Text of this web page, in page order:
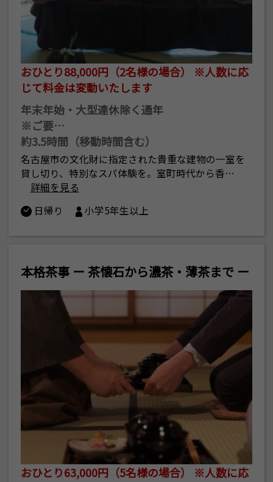
おひとり88,000円（2名様の場合） ※人数に応
じて料金は変動いたします
年末年始・大型連休除く通年
※ご要…
約3.5時間（移動時間含む）
名古屋市の文化財に指定された貴重な建物の一室を
貸し切り、特別なスパ体験を。室町時代から香…
詳細を見る
日帰り
小学5年生以上
本格茶事 ー 茶懐石から濃茶・薄茶まで ー
おひとり63,000円（5名様の場合） ※人数に応